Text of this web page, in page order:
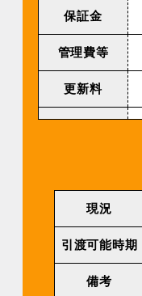
保証金
管理費等
更新料
現況
引渡可能時期
備考